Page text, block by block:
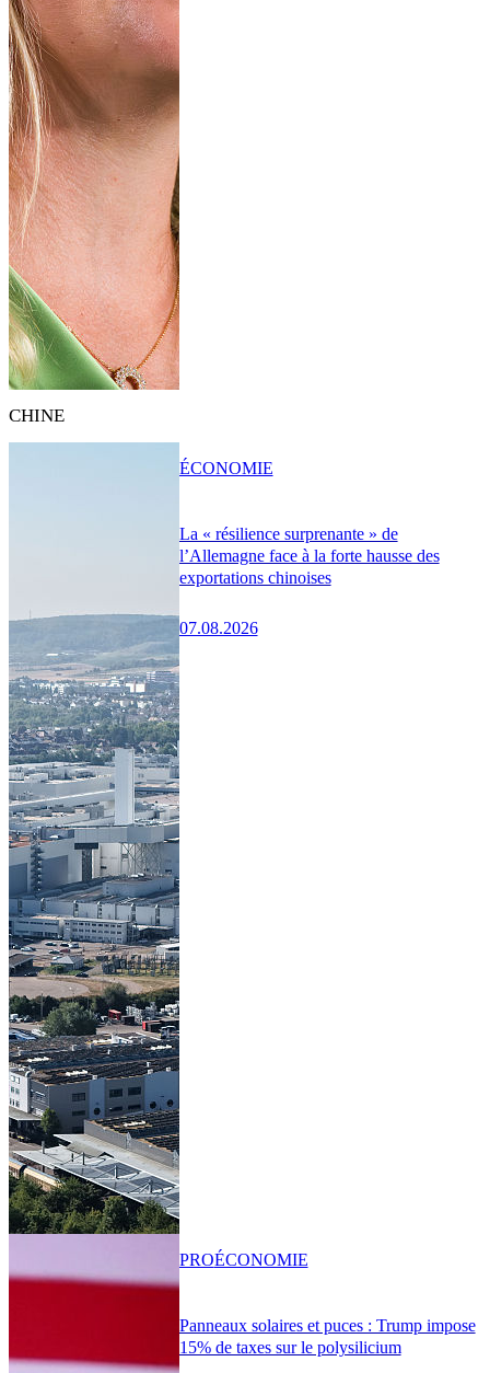
CHINE
La « résilience surprenante » de
l’Allemagne face à la forte hausse des
exportations chinoises
07.08.2026
ÉCONOMIE
Panneaux solaires et puces : Trump impose
15% de taxes sur le polysilicium
PROÉCONOMIE